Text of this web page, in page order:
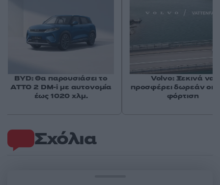
Σχόλια
BYD: Θα παρουσιάσει το
ATTO 2 DM-i με αυτονομία
έως 1020 χλμ.
Volvo: Ξεκινά να
προσφέρει δωρεάν
φόρτιση